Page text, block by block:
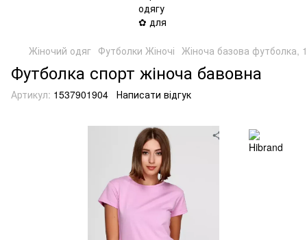
Жіночий одяг Футболки Жіночі Жіноча базова футболка,
Футболка спорт жіноча бавовна
Артикул: 1537901904 Написати відгук